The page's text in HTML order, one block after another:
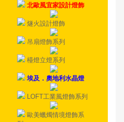
北歐風宜家設計燈飾
燧火設計燈飾
吊扇燈飾系列
檯燈立燈系列
埃及．奧地利水晶燈
LOFT工業風燈飾系列
歐美蠟燭情境燈飾系